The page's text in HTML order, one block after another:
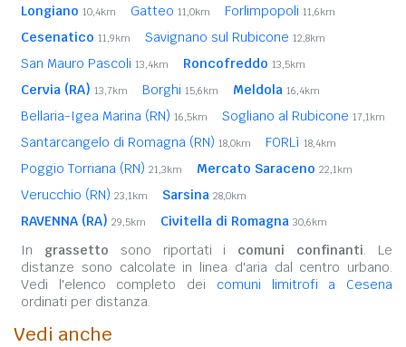
Longiano 10,4km Gatteo 11,0km Forlimpopoli 11,6km
Cesenatico 11,9km Savignano sul Rubicone 12,8km
San Mauro Pascoli 13,4km Roncofreddo 13,5km
Cervia (RA) 13,7km Borghi 15,6km Meldola 16,4km
Bellaria-Igea Marina (RN) 16,5km Sogliano al Rubicone 17,1km
Santarcangelo di Romagna (RN) 18,0km FORLì 18,4km
Poggio Torriana (RN) 21,3km Mercato Saraceno 22,1km
Verucchio (RN) 23,1km Sarsina 28,0km
RAVENNA (RA) 29,5km Civitella di Romagna 30,6km
In grassetto sono riportati i comuni confinanti. Le
distanze sono calcolate in linea d'aria dal centro urbano.
Vedi l'elenco completo dei comuni limitrofi a Cesena
ordinati per distanza.
Vedi anche